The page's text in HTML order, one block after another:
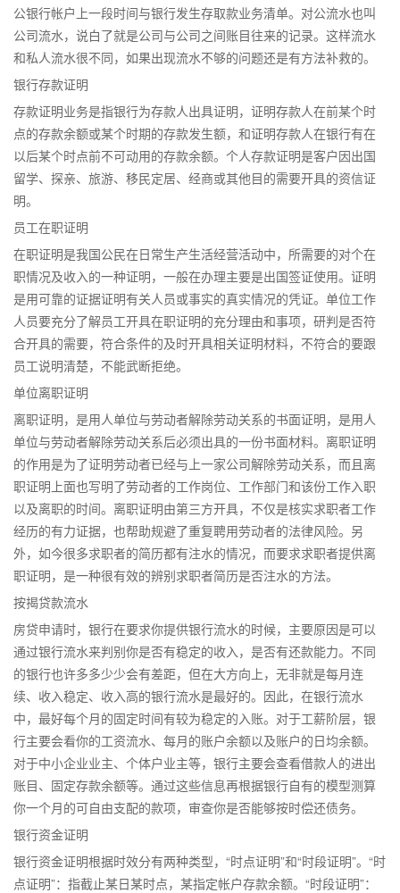
公银行帐户上一段时间与银行发生存取款业务清单。对公流水也叫
公司流水，说白了就是公司与公司之间账目往来的记录。这样流水
和私人流水很不同，如果出现流水不够的问题还是有方法补救的。
银行存款证明
存款证明业务是指银行为存款人出具证明，证明存款人在前某个时
点的存款余额或某个时期的存款发生额，和证明存款人在银行有在
以后某个时点前不可动用的存款余额。个人存款证明是客户因出国
留学、探亲、旅游、移民定居、经商或其他目的需要开具的资信证
明。
员工在职证明
在职证明是我国公民在日常生产生活经营活动中，所需要的对个在
职情况及收入的一种证明，一般在办理主要是出国签证使用。证明
是用可靠的证据证明有关人员或事实的真实情况的凭证。单位工作
人员要充分了解员工开具在职证明的充分理由和事项，研判是否符
合开具的需要，符合条件的及时开具相关证明材料，不符合的要跟
员工说明清楚，不能武断拒绝。
单位离职证明
离职证明，是用人单位与劳动者解除劳动关系的书面证明，是用人
单位与劳动者解除劳动关系后必须出具的一份书面材料。离职证明
的作用是为了证明劳动者已经与上一家公司解除劳动关系，而且离
职证明上面也写明了劳动者的工作岗位、工作部门和该份工作入职
以及离职的时间。离职证明由第三方开具，不仅是核实求职者工作
经历的有力证据，也帮助规避了重复聘用劳动者的法律风险。另
外，如今很多求职者的简历都有注水的情况，而要求求职者提供离
职证明，是一种很有效的辨别求职者简历是否注水的方法。
按揭贷款流水
房贷申请时，银行在要求你提供银行流水的时候，主要原因是可以
通过银行流水来判别你是否有稳定的收入，是否有还款能力。不同
的银行也许多多少少会有差距，但在大方向上，无非就是每月连
续、收入稳定、收入高的银行流水是最好的。因此，在银行流水
中，最好每个月的固定时间有较为稳定的入账。对于工薪阶层，银
行主要会看你的工资流水、每月的账户余额以及账户的日均余额。
对于中小企业业主、个体户业主等，银行主要会查看借款人的进出
账目、固定存款余额等。通过这些信息再根据银行自有的模型测算
你一个月的可自由支配的款项，审查你是否能够按时偿还债务。
银行资金证明
银行资金证明根据时效分有两种类型，“时点证明”和“时段证明”。“时
点证明”：指截止某日某时点，某指定帐户存款余额。“时段证明”：